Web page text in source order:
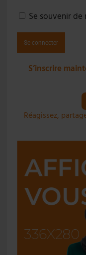
Se souvenir de
S’inscrire
Réagissez,